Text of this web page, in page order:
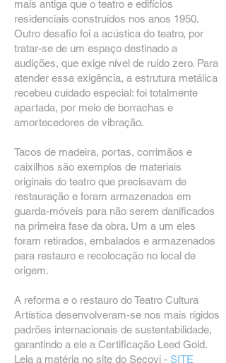
mais antiga que o teatro e edifícios
residenciais construídos nos anos 1950.
Outro desafio foi a acústica do teatro, por
tratar-se de um espaço destinado a
audições, que exige nível de ruído zero. Para
atender essa exigência, a estrutura metálica
recebeu cuidado especial: foi totalmente
apartada, por meio de borrachas e
amortecedores de vibração.
Tacos de madeira, portas, corrimãos e
caixilhos são exemplos de materiais
originais do teatro que precisavam de
restauração e foram armazenados em
guarda-móveis para não serem danificados
na primeira fase da obra. Um a um eles
foram retirados, embalados e armazenados
para restauro e recolocação no local de
origem.
A reforma e o restauro do Teatro Cultura
Artística desenvolveram-se nos mais rígidos
padrões internacionais de sustentabilidade,
garantindo a ele a Certificação Leed Gold.
Leia a matéria no site do Secovi - SITE